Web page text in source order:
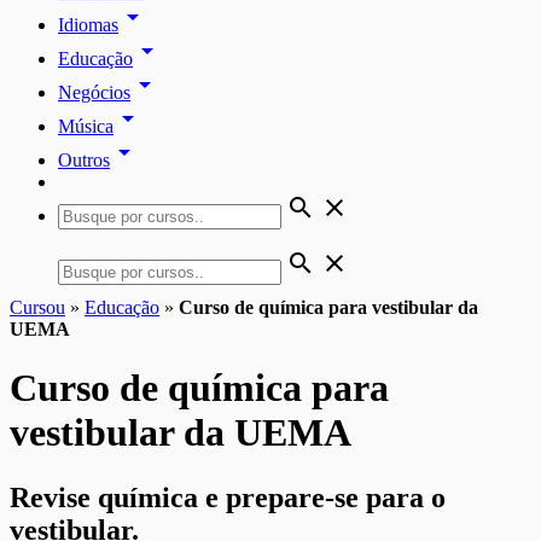
Idiomas arrow_drop_down
Educação arrow_drop_down
Negócios arrow_drop_down
Música arrow_drop_down
Outros arrow_drop_down
search close
search close
Cursou » Educação » Curso de química para vestibular da
UEMA
Curso de química para
vestibular da UEMA
Revise química e prepare-se para o
vestibular.